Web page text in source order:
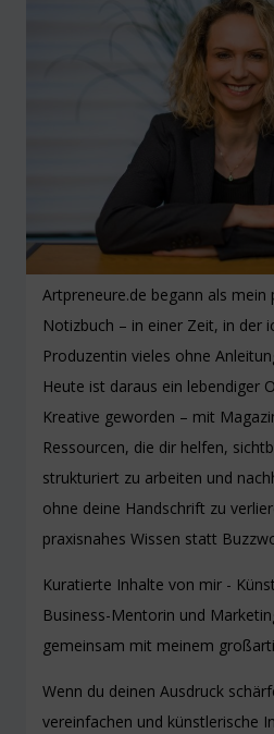
Artpreneure.de begann als mein
Notizbuch – in einer Zeit, in der
Produzentin vieles ohne
Heute ist daraus ein lebendiger
Kreative geworden – mit
Ressourcen, die dir helfen,
strukturiert zu arbeiten und
ohne deine Handschrift zu
praxisnahes Wissen statt
Kuratierte Inhalte von mir -
Business-Mentorin und
gemeinsam mit meinem
Wenn du deinen Ausdruck
vereinfachen und künstlerische